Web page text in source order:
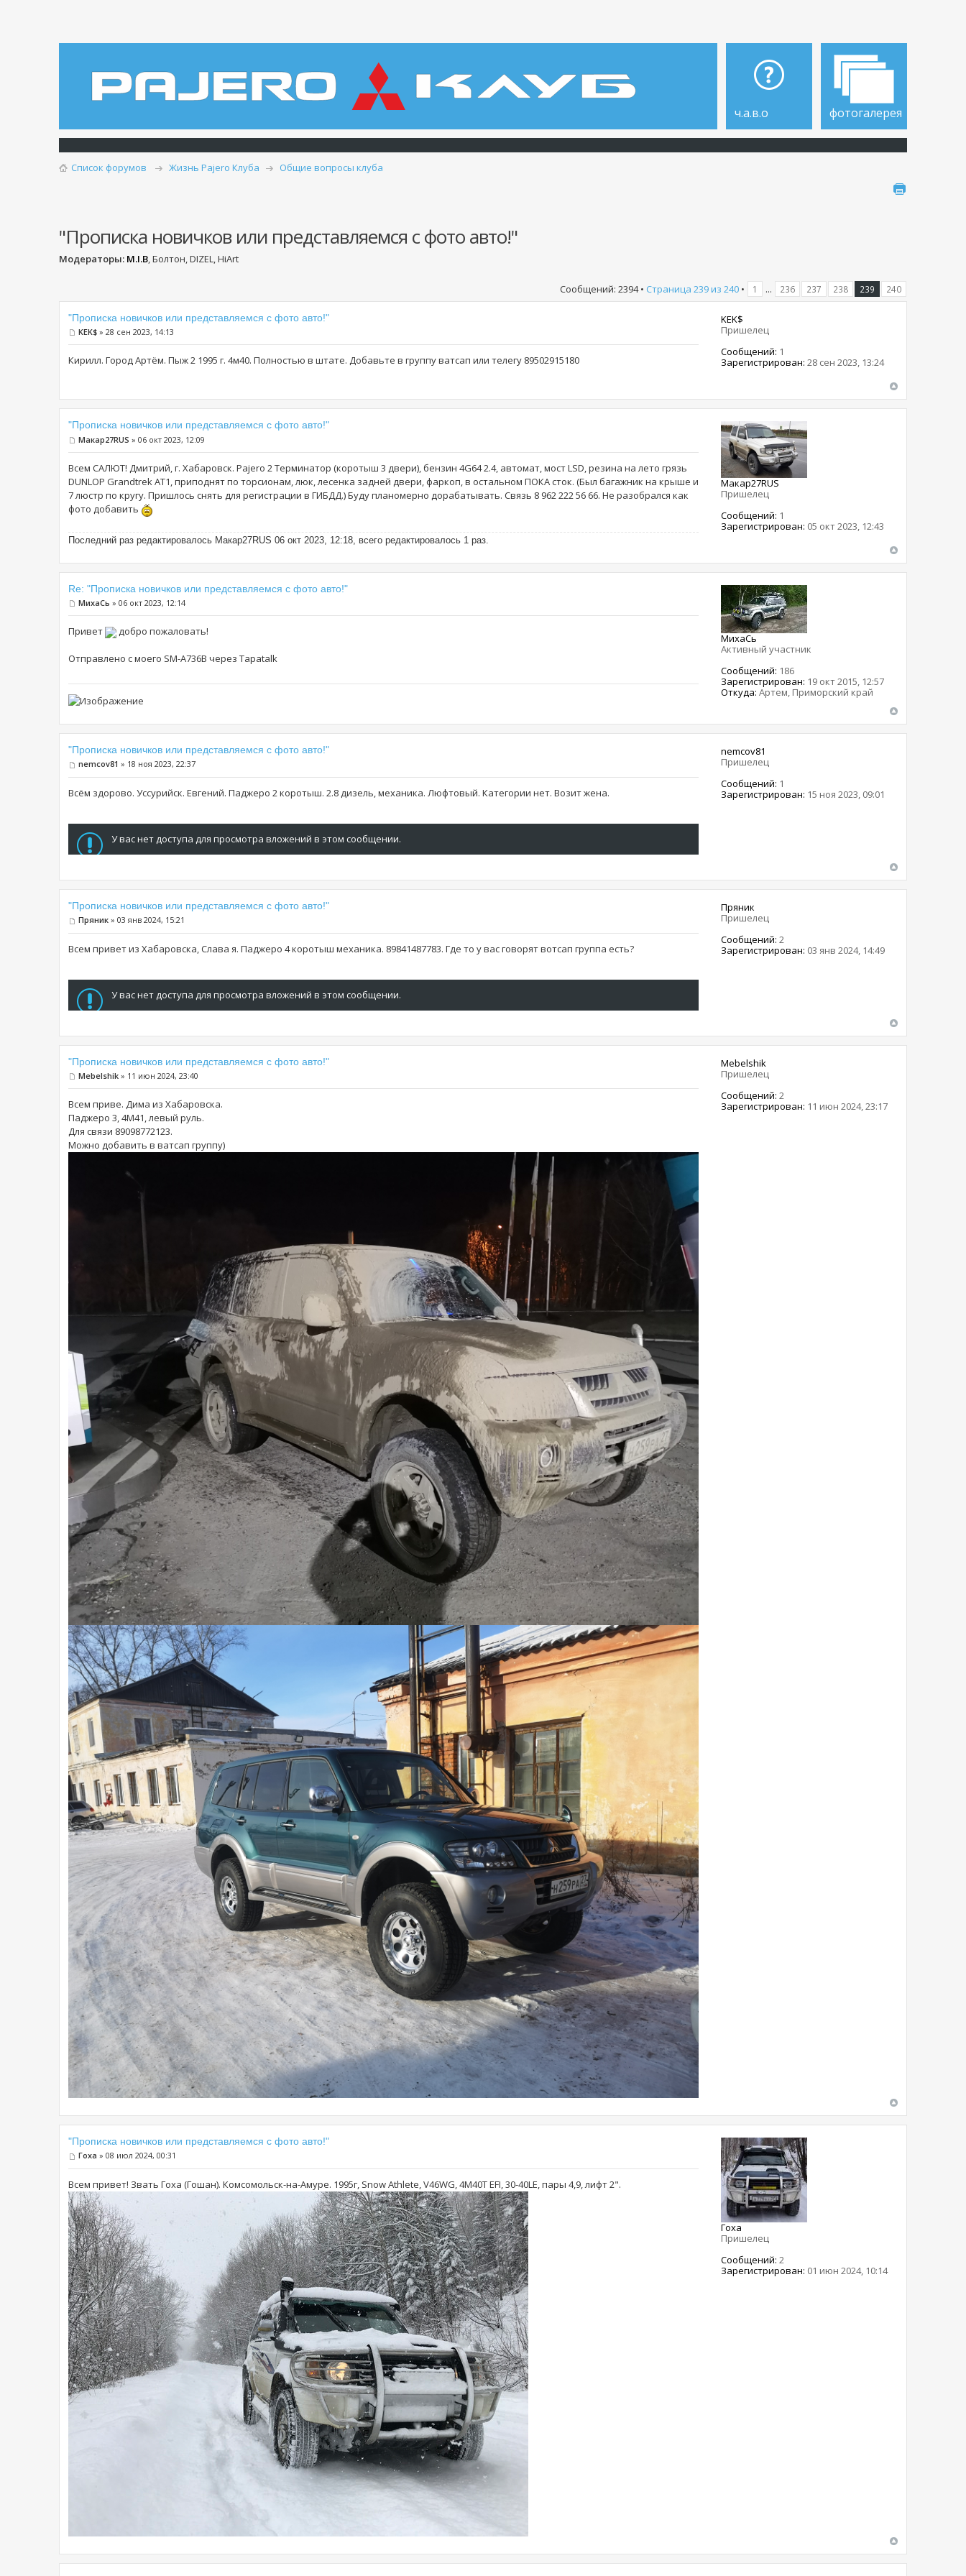
ч.а.в.о фотогалерея
Список форумов Жизнь Pajero Клуба Общие вопросы клуба
"Прописка новичков или представляемся с фото авто!"
Модераторы: M.I.B, Болтон, DIZEL, HiArt
Сообщений: 2394 • Страница 239из 240 • 1 ... 236 237 238 239 240
"Прописка новичков или представляемся с фото авто!"
KEK$ » 28 сен 2023, 14:13
Кирилл. Город Артём. Пыж 2 1995 г. 4м40. Полностью в штате. Добавьте в группу ватсап или телегу 89502915180
KEK$
Пришелец
Сообщений: 1
Зарегистрирован: 28 сен 2023, 13:24
"Прописка новичков или представляемся с фото авто!"
Макар27RUS » 06 окт 2023, 12:09
Всем САЛЮТ! Дмитрий, г. Хабаровск. Pajero 2 Терминатор (коротыш 3 двери), бензин 4G64 2.4, автомат, мост LSD, резина на лето грязь
DUNLOP Grandtrek AT1, приподнят по торсионам, люк, лесенка задней двери, фаркоп, в остальном ПОКА сток. (Был багажник на крыше и
7 люстр по кругу. Пришлось снять для регистрации в ГИБДД.) Буду планомерно дорабатывать. Связь 8 962 222 56 66. Не разобрался как
фото добавить
Последний раз редактировалось Макар27RUS 06 окт 2023, 12:18, всего редактировалось 1 раз.
Макар27RUS
Пришелец
Сообщений: 1
Зарегистрирован: 05 окт 2023, 12:43
Re: "Прописка новичков или представляемся с фото авто!"
МихаCь » 06 окт 2023, 12:14
Привет добро пожаловать!
Отправлено с моего SM-A736B через Tapatalk
МихаCь
Активный участник
Сообщений: 186
Зарегистрирован: 19 окт 2015, 12:57
Откуда: Артем, Приморский край
"Прописка новичков или представляемся с фото авто!"
nemcov81 » 18 ноя 2023, 22:37
Всём здорово. Уссурийск. Евгений. Паджеро 2 коротыш. 2.8 дизель, механика. Люфтовый. Категории нет. Возит жена.
У вас нет доступа для просмотра вложений в этом сообщении.
nemcov81
Пришелец
Сообщений: 1
Зарегистрирован: 15 ноя 2023, 09:01
"Прописка новичков или представляемся с фото авто!"
Пряник » 03 янв 2024, 15:21
Всем привет из Хабаровска, Слава я. Паджеро 4 коротыш механика. 89841487783. Где то у вас говорят вотсап группа есть?
У вас нет доступа для просмотра вложений в этом сообщении.
Пряник
Пришелец
Сообщений: 2
Зарегистрирован: 03 янв 2024, 14:49
"Прописка новичков или представляемся с фото авто!"
Mebelshik » 11 июн 2024, 23:40
Всем приве. Дима из Хабаровска.
Паджеро 3, 4М41, левый руль.
Для связи 89098772123.
Можно добавить в ватсап группу)
Mebelshik
Пришелец
Сообщений: 2
Зарегистрирован: 11 июн 2024, 23:17
"Прописка новичков или представляемся с фото авто!"
Гоха » 08 июл 2024, 00:31
Всем привет! Звать Гоха (Гошан). Комсомольск-на-Амуре. 1995г, Snow Athlete, V46WG, 4М40Т EFI, 30-40LE, пары 4,9, лифт 2".
Гоха
Пришелец
Сообщений: 2
Зарегистрирован: 01 июн 2024, 10:14